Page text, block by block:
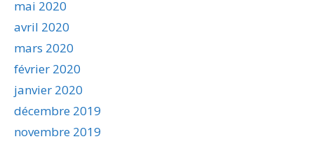
mai 2020
avril 2020
mars 2020
février 2020
janvier 2020
décembre 2019
novembre 2019